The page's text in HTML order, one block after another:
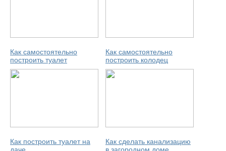
Как самостоятельно
построить туалет
Как самостоятельно
построить колодец
Как построить туалет на
Как сделать канализацию